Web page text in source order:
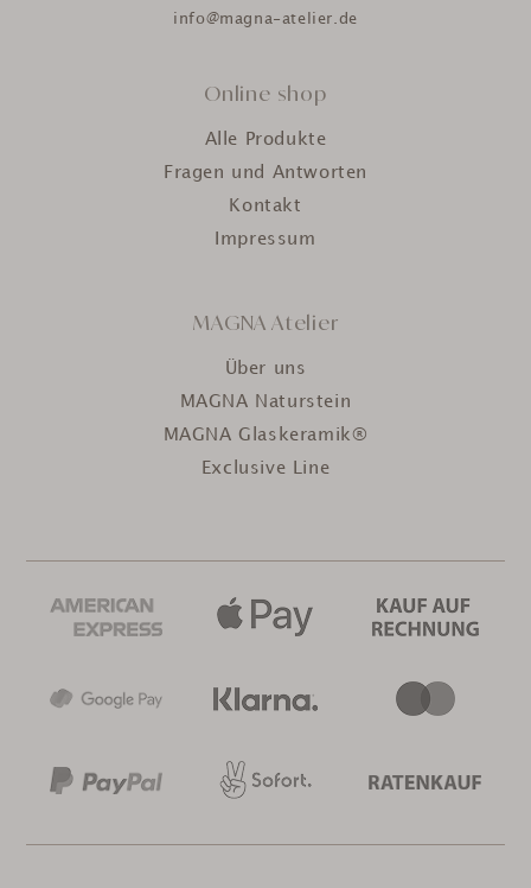
info@magna-atelier.de
Online shop
Alle Produkte
Fragen und Antworten
Kontakt
Impressum
MAGNA Atelier
Über uns
MAGNA Naturstein
MAGNA Glaskeramik®
Exclusive Line